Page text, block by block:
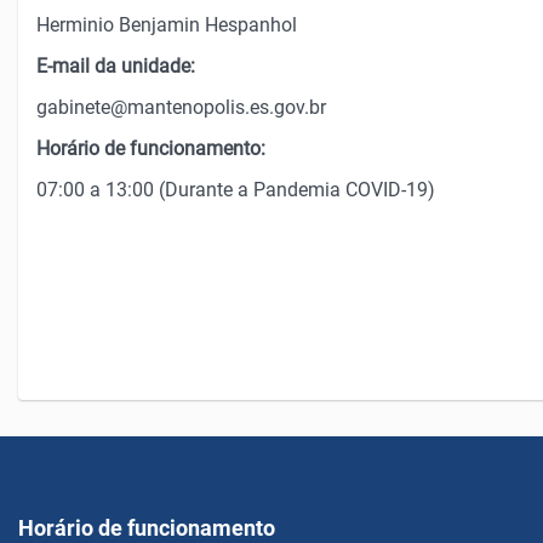
Herminio Benjamin Hespanhol
E-mail da unidade:
gabinete@mantenopolis.es.gov.br
Horário de funcionamento:
07:00 a 13:00 (Durante a Pandemia COVID-19)
Horário de funcionamento